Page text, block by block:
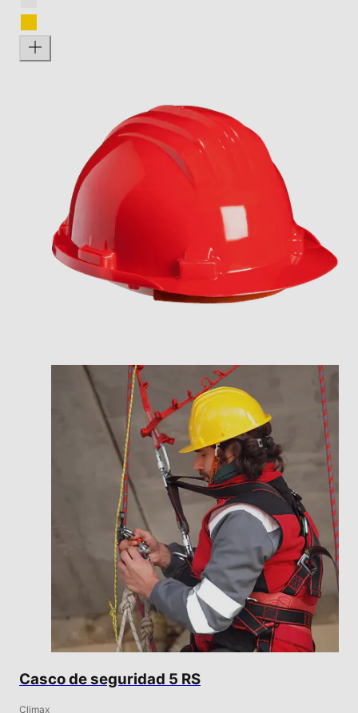
Casco de seguridad 5 RS
Climax